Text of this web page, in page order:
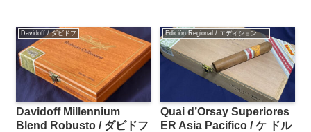
Davidoff / ダビドフ
Davidoff Millennium
Blend Robusto / ダビドフ
Edición Regional / エディション レジオナル
Quai d’Orsay Superiores
ER Asia Pacifico / ケ ドル